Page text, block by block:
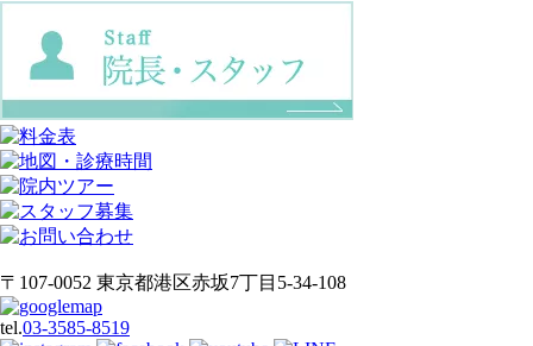
〒107-0052 東京都港区赤坂7丁目5-34-108
tel.03-3585-8519